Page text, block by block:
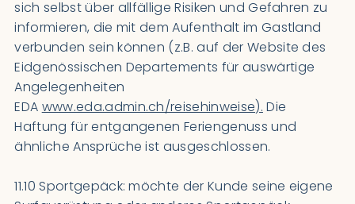
sich selbst über allfällige Risiken und Gefahren zu
informieren, die mit dem Aufenthalt im Gastland
verbunden sein können (z.B. auf der Website des
Eidgenössischen Departements für auswärtige
Angelegenheiten
EDA www.eda.admin.ch/reisehinweise). Die
Haftung für entgangenen Feriengenuss und
ähnliche Ansprüche ist ausgeschlossen.
11.10 Sportgepäck: möchte der Kunde seine eigene